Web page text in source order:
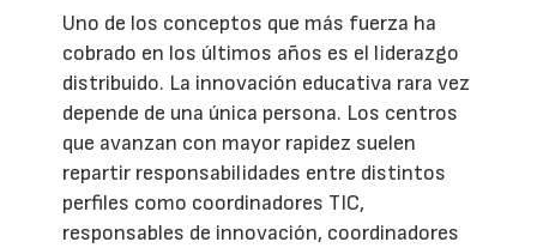
Uno de los conceptos que más fuerza ha
cobrado en los últimos años es el liderazgo
distribuido. La innovación educativa rara vez
depende de una única persona. Los centros
que avanzan con mayor rapidez suelen
repartir responsabilidades entre distintos
perfiles como coordinadores TIC,
responsables de innovación, coordinadores